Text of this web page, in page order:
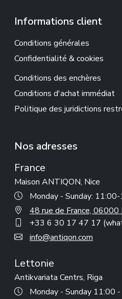
Informations client
Conditions générales
Confidentialité & cookies
Conditions des enchères
Conditions d'achat immédiat
Politique des juridictions
Nos adresses
France
Maison ANTIQON, Nice
Monday - Sunday:
48 rue de France, 06000
+33 6 30 17 47 17
info@antiqon.com
Lettonie
Antikvariata Centrs, Riga
Monday - Sunday 11:00